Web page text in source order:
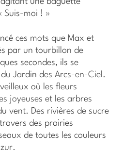
Suis-moi ! »
ces mots que Max et
par un tourbillon de
secondes, ils se
Jardin des Arcs-en-Ciel.
où les fleurs
joyeuses et les arbres
vent. Des rivières de sucre
des prairies
de toutes les couleurs